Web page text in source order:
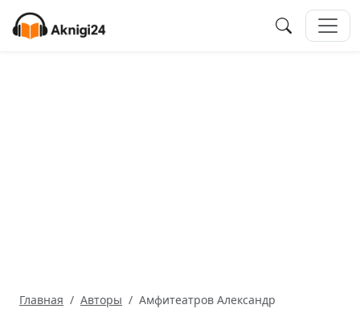
Главная Авторы Амфитеатров Александр